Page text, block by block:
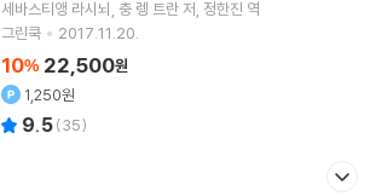
세바스티앵 라시뇌 충 렝 트란저 정한진 역
그린쿡
2017.11.20.
10% 22,500원
1,250원
9.5(35)